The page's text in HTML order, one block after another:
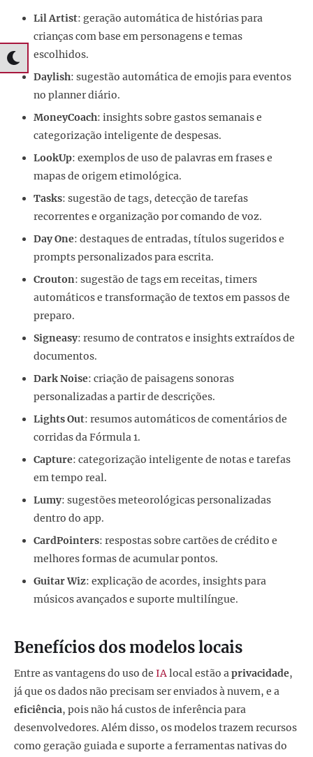
Lil Artist: geração automática de histórias para
crianças com base em personagens e temas
escolhidos.
Daylish: sugestão automática de emojis para eventos
no planner diário.
MoneyCoach: insights sobre gastos semanais e
categorização inteligente de despesas.
LookUp: exemplos de uso de palavras em frases e
mapas de origem etimológica.
Tasks: sugestão de tags, detecção de tarefas
recorrentes e organização por comando de voz.
Day One: destaques de entradas, títulos sugeridos e
prompts personalizados para escrita.
Crouton: sugestão de tags em receitas, timers
automáticos e transformação de textos em passos de
preparo.
Signeasy: resumo de contratos e insights extraídos de
documentos.
Dark Noise: criação de paisagens sonoras
personalizadas a partir de descrições.
Lights Out: resumos automáticos de comentários de
corridas da Fórmula 1.
Capture: categorização inteligente de notas e tarefas
em tempo real.
Lumy: sugestões meteorológicas personalizadas
dentro do app.
CardPointers: respostas sobre cartões de crédito e
melhores formas de acumular pontos.
Guitar Wiz: explicação de acordes, insights para
músicos avançados e suporte multilíngue.
Benefícios dos modelos locais
Entre as vantagens do uso de IAlocal estão aprivacidade,
já que os dados não precisam ser enviados à nuvem, e a
eficiência, pois não há custos de inferência para
desenvolvedores. Além disso, os modelos trazem recursos
como geração guiada e suporte a ferramentas nativas do